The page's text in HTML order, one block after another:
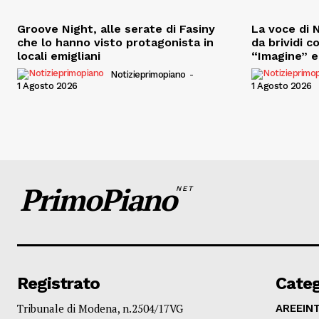
Groove Night, alle serate di Fasiny
che lo hanno visto protagonista in
locali emigliani
Notizieprimopiano -
1 Agosto 2026
La voce di
da brividi
“Imagine”
1 Agosto 2026
PrimoPianoNET
Registrato
Tribunale di Modena, n.2504/17VG